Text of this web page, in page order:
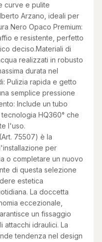
curve e pulite
Arzano, ideali per
Nero Opaco Premium:
e resistente, perfetto
deciso.Materiali di
realizzati in robusto
durata nel
Pulizia rapida e getto
semplice pressione
Include un tubo
HQ360° che
l'uso.
75507) è la
per
o completare un nuovo
di questa selezione
estetica
La doccetta
eccezionale,
un fissaggio
idraulici. La
tendenza nel design